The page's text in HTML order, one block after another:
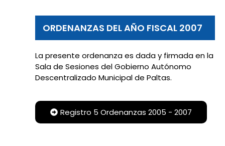
ORDENANZAS DEL AÑO FISCAL 2007
La presente ordenanza es dada y firmada en la
Sala de Sesiones del Gobierno Autónomo
Descentralizado Municipal de Paltas.
Registro 5 Ordenanzas 2005 - 2007